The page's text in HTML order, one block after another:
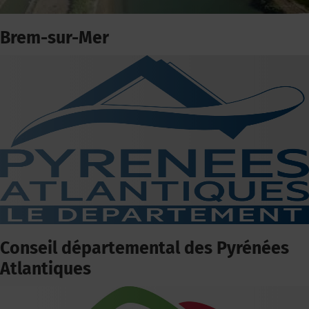
Brem-sur-Mer
Conseil départemental des Pyrénées
Atlantiques